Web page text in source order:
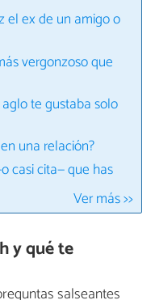
el ex de un amigo o
vergonzoso que
te gustaba solo
una relación?
casi cita— que has
Ver más >>
y qué te
salseantes